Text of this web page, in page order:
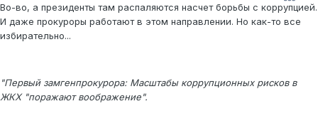
Во-во, а президенты там распаляются насчет борьбы с коррупцией.
И даже прокуроры работают в этом направлении. Но как-то все
избирательно...
"Первый замгенпрокурора: Масштабы коррупционных рисков в
ЖКХ "поражают воображение".